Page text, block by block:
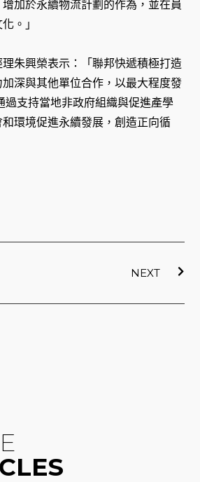
加於永續物流計劃的作為，並在員
。」
朱興榮表示：「聯邦快遞積極打造
深與其他單位合作，以最大程度發
過支持當地非政府組織與促進產學
環境促進永續發展，創造正向循
NEXT